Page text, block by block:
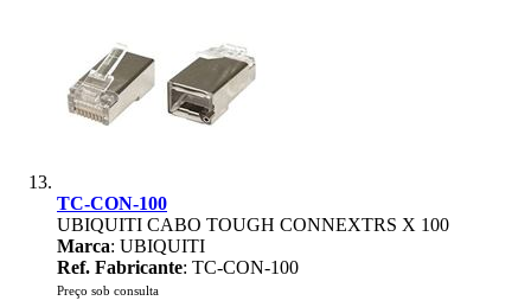
TC-CON-100
UBIQUITI CABO TOUGH CONNEXTRS X 100
Marca: UBIQUITI
Ref. Fabricante: TC-CON-100
Preço sob consulta